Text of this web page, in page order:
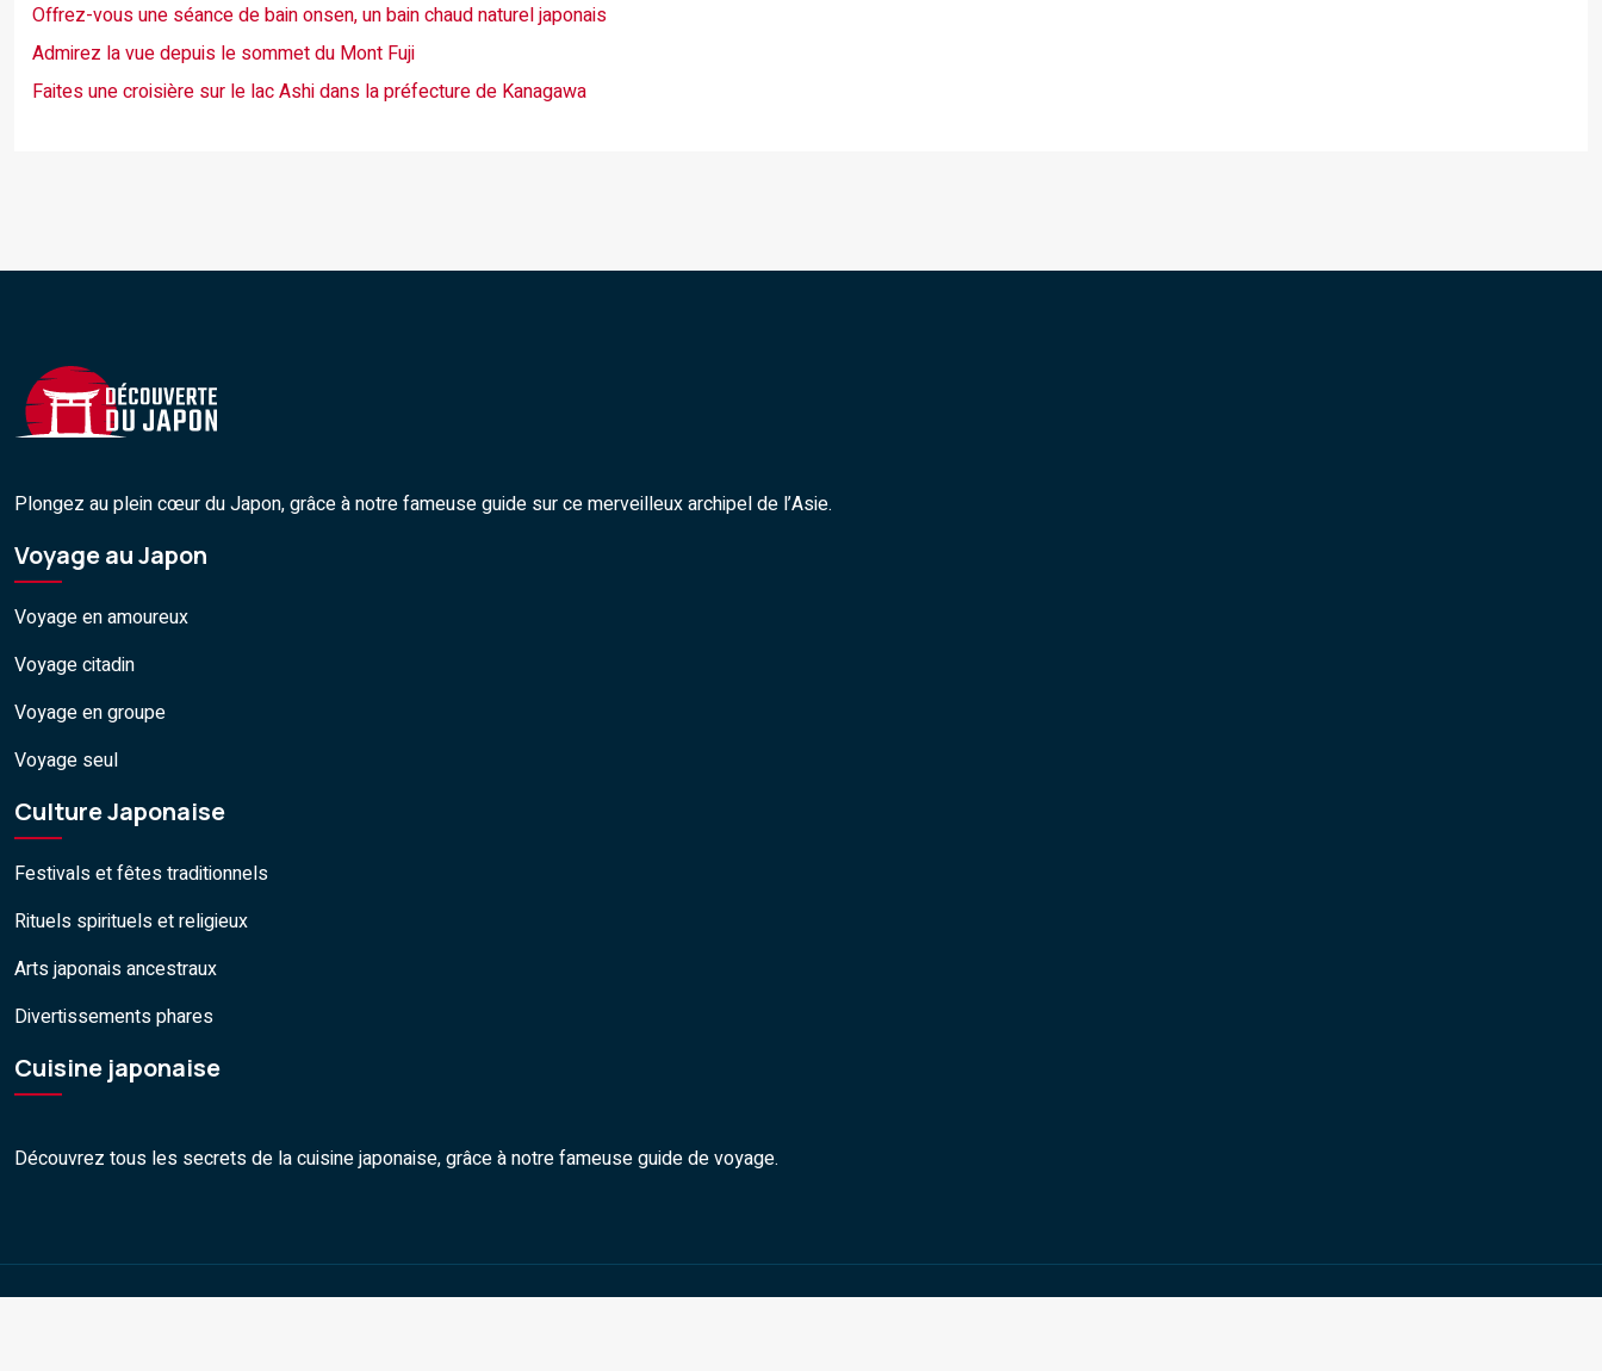
Offrez-vous une séance de bain onsen, un bain chaud naturel japonais
Admirez la vue depuis le sommet du Mont Fuji
Faites une croisière sur le lac Ashi dans la préfecture de Kanagawa
Plongez au plein cœur du Japon, grâce à notre fameuse guide sur ce merveilleux archipel de l’Asie.
Voyage au Japon
Voyage en amoureux
Voyage citadin
Voyage en groupe
Voyage seul
Culture Japonaise
Festivals et fêtes traditionnels
Rituels spirituels et religieux
Arts japonais ancestraux
Divertissements phares
Cuisine japonaise
Découvrez tous les secrets de la cuisine japonaise, grâce à notre fameuse guide de voyage.